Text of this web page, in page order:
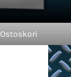
Ostoskori